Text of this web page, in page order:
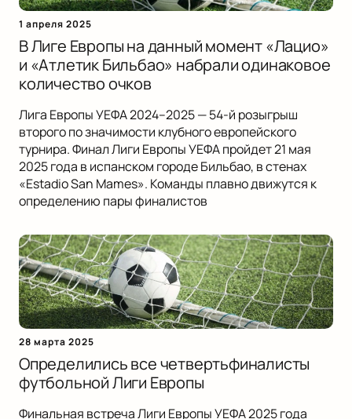
1 апреля 2025
В Лиге Европы на данный момент «Лацио»
и «Атлетик Бильбао» набрали одинаковое
количество очков
Лига Европы УЕФА 2024–2025 — 54-й розыгрыш
второго по значимости клубного европейского
турнира. Финал Лиги Европы УЕФА пройдет 21 мая
2025 года в испанском городе Бильбао, в стенах
«Estadio San Mames». Команды плавно движутся к
определению пары финалистов
28 марта 2025
Определились все четвертьфиналисты
футбольной Лиги Европы
Финальная встреча Лиги Европы УЕФА 2025 года